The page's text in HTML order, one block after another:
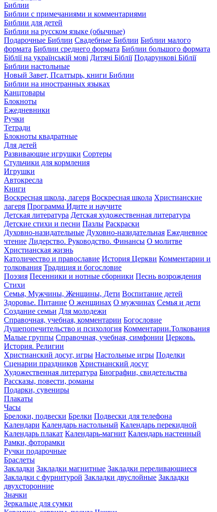
Библии
Библии с примечаниями и комментариями
Библии для детей
Библии на русском языке (обычные)
Подарочные Библии Свадебные Библии Библии малого
формата Библии среднего формата Библии большого формата
Біблії на українській мові Дитячі Біблії Подарункові Біблії
Библии настольные
Новый Завет, Псалтырь, книги Библии
Библии на иностранных языках
Канцтовары
Блокноты
Ежедневники
Ручки
Тетради
Блокноты квадратные
Для детей
Развивающие игрушки Сортеры
Стульчики для кормления
Игрушки
Автокресла
Книги
Воскресная школа, лагеря Воскресная школа Христианские
лагеря Программа Идите и научите
Детская литература Детская художественная литература
Детские стихи и песни Пазлы Раскраски
Духовно-назидательные Духовно-назидательная Ежедневное
чтение Лидерство. Руководство. Финансы О молитве
Христианская жизнь
Католичество и православие История Церкви Комментарии и
толкования Традиция и богословие
Поэзия Песенники и нотные сборники Песнь возрождения
Стихи
Семья, Мужчины, Женщины, Дети Воспитание детей
Здоровье. Питание О женщинах О мужчинах Семья и дети
Создание семьи Для молодежи
Справочная, учебная, комментарии Богословие
Душепопечительство и психология Комментарии.Толкования
Малые группы Справочная, учебная, симфонии Церковь.
История. Религии
Христианский досуг, игры Настольные игры Поделки
Сценарии праздников Христианский досуг
Художественная литература Биографии, свидетельства
Рассказы, повести, романы
Подарки, сувениры
Плакаты
Часы
Брелоки, подвески Брелки Подвески для телефона
Календари Календарь настольный Календарь перекидной
Календарь плакат Календарь-магнит Календарь настенный
Рамки, фоторамки
Ручки подарочные
Браслеты
Закладки Закладки магнитные Закладки переливающиеся
Закладки с фурнитурой Закладки двуслойные Закладки
двухсторонние
Значки
Зеркальце для сумки